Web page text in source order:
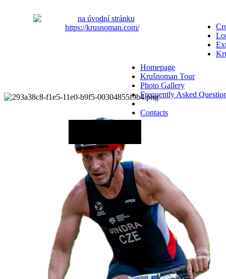
Homepage
Krušnoman Tour
Photo Gallery
Frequently Asked
Contacts